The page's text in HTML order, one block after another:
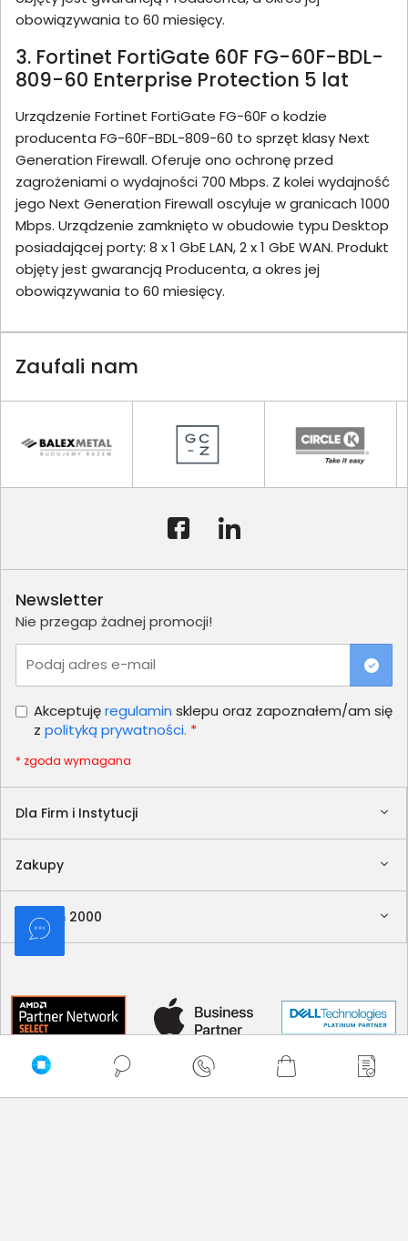
obowiązywania to 60 miesięcy.
3. Fortinet FortiGate 60F FG-60F-BDL-
809-60 Enterprise Protection 5 lat
Urządzenie Fortinet FortiGate FG-60F o kodzie
producenta FG-60F-BDL-809-60 to sprzęt klasy Next
Generation Firewall. Oferuje ono ochronę przed
zagrożeniami o wydajności 700 Mbps. Z kolei wydajność
jego Next Generation Firewall oscyluje w granicach 1000
Mbps. Urządzenie zamknięto w obudowie typu Desktop
posiadającej porty: 8 x 1 GbE LAN, 2 x 1 GbE WAN. Produkt
objęty jest gwarancją Producenta, a okres jej
obowiązywania to 60 miesięcy.
Zaufali nam
Dla Firm i Instytucji
Zakupy
Delkom 2000
Newsletter
Nie przegap żadnej promocji!
Podaj adres e-mail
Akceptujęregulamin sklepu oraz zapoznałem/am się
z polityką prywatności. *
* zgoda wymagana